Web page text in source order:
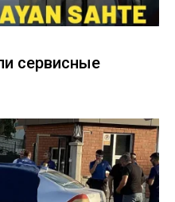
сервисные